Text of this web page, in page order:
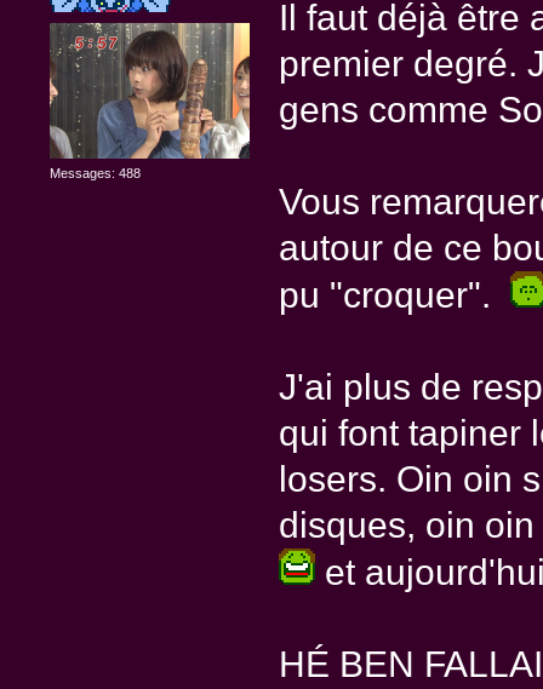
Messages: 488
Il faut déjà être
premier degré.
gens comme
Vous
autour de ce
pu "croquer".
J'ai plus de
qui font tapiner
losers. Oin oin
disques, oin
et
HÉ BEN